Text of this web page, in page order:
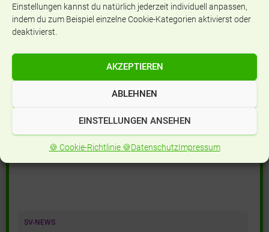
Einstellungen kannst du natürlich jederzeit individuell anpassen,
indem du zum Beispiel einzelne Cookie-Kategorien aktivierst oder
deaktivierst.
AKZEPTIEREN
ABLEHNEN
EINSTELLUNGEN ANSEHEN
🍪 Cookie-Richtlinie 🍪DatenschutzImpressum
SV-NEWS
✉ Kontakt
S
c
Suchen …